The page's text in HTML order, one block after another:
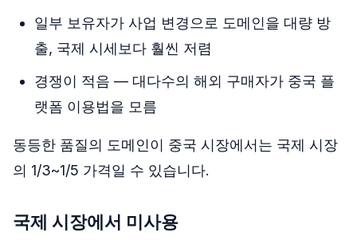
일부 보유자가 사업 변경으로 도메인을 대량 방
출, 국제 시세보다 훨씬 저렴
경쟁이 적음 — 대다수의 해외 구매자가 중국 플
랫폼 이용법을 모름
동등한 품질의 도메인이 중국 시장에서는 국제 시장
의 1/3~1/5 가격일 수 있습니다.
국제 시장에서 미사용